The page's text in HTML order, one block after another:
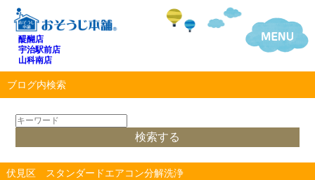
醍醐店
宇治駅前店
山科南店
ブログ内検索
伏見区 スタンダードエアコン分解洗浄